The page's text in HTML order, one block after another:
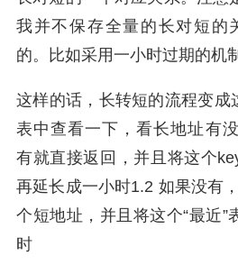
我并不保存全量的长对短的
的。比如采用一小时过期的机
这样的话，长转短的流程变成
表中查看一下，看长地址有
有就直接返回，并且将这个
再延长成一小时1.2 如果没有
个短地址，并且将这个“最近”
时